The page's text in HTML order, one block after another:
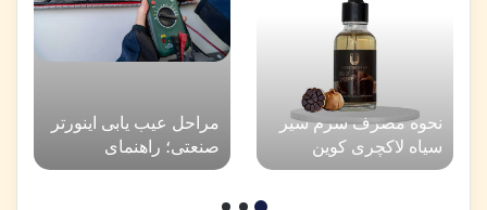
نحوه مصرف سرم سیر
سیاه لاکچری کوین
مراحل عیب یابی اینورتر
صنعتی؛ راهنمای
گام‌به‌گام تشخیص و رفع